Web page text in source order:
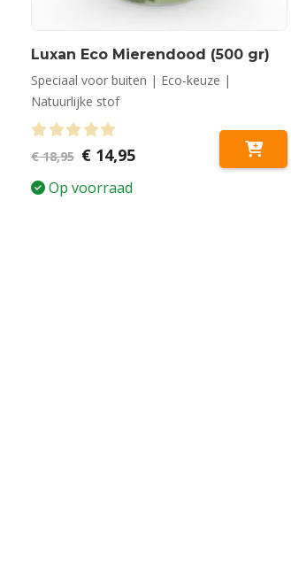
Luxan Eco Mierendood (500 gr)
Speciaal voor buiten | Eco-keuze |
Natuurlijke stof
0 out of 5
€18,95 Oorspronkelijke
prijs
was:
€ 14,95Huidige
Op voorraad